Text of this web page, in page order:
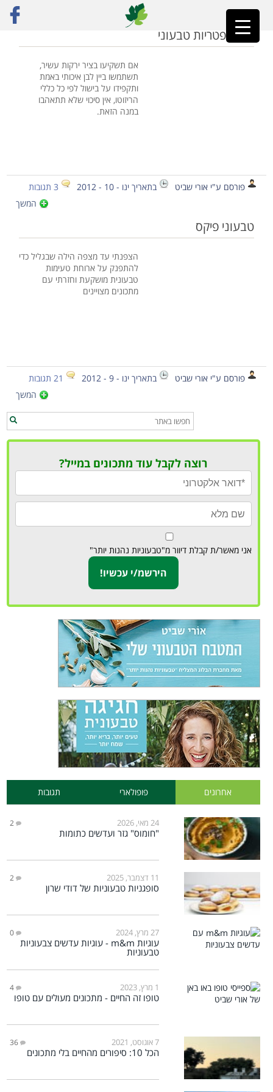
ראשי»בועז מבשל
ריזוטו פטריות טבעוני
אם תשקיעו בציר ירקות עשיר,
תשתמשו ביין לבן איכותי באמת
ותקפידו על בישול לפי כל כללי
הריזוטו, אין סיכוי שלא תתאהבו
במנה הזאת.
פורסם ע"י אורי שביט בתאריך ינו - 10 - 2012
3 תגובות
המשך
טבעוני פיקס
הצפנתי עד מצפה הילה שבגליל כדי
להתפנק על ארוחת טעימות
טבעונית מושקעת וחזרתי עם
מתכונים מצויינים
פורסם ע"י אורי שביט בתאריך ינו - 9 - 2012
21 תגובות
המשך
רוצה לקבל עוד מתכונים במייל?
אני מאשר/ת קבלת דיוור מ"טבעוניות נהנות יותר"
אחרונים פופולארי תגובות
24 מאי, 2026 2
"חומוס" גזר ועדשים כתומות
11 דצמבר, 2025 2
סופגניות טבעוניות של דודי שרון
27 מרץ, 2024 0
עוגיות m&m - עוגיות עדשים צבעוניות
טבעוניות
1 מרץ, 2023 4
טופו זה החיים - מתכונים מעולים עם טופו
7 אוגוסט, 2021 36
הכל 10: סיפורים מהחיים בלי מתכונים